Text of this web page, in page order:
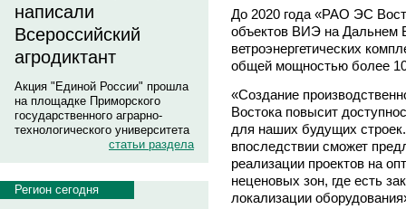
написали
Всероссийский
агродиктант
Акция "Единой России" прошла
на площадке Приморского
государственного аграрно-
технологического университета
статьи раздела
Регион сегодня
До 2020 года «РАО ЭС
объектов ВИЭ на Дальнем
ветроэнергетических
общей мощностью более
«Создание
Востока повысит
для наших будущих
впоследствии сможет
реализации проектов на
неценовых зон, где есть
локализации